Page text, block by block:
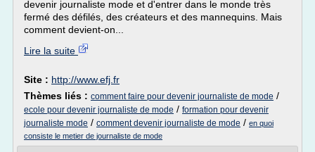
devenir journaliste mode et d'entrer dans le monde très
fermé des défilés, des créateurs et des mannequins. Mais
comment devient-on...
Lire la suite
Site : http://www.efj.fr
Thèmes liés : comment faire pour devenir journaliste de mode /
ecole pour devenir journaliste de mode / formation pour devenir
journaliste mode / comment devenir journaliste de mode / en quoi
consiste le metier de journaliste de mode